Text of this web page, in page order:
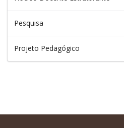
Pesquisa
Projeto Pedagógico